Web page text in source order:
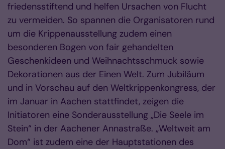
friedensstiftend und helfen Ursachen von Flucht
zu vermeiden. So spannen die Organisatoren rund
um die Krippenausstellung zudem einen
besonderen Bogen von fair gehandelten
Geschenkideen und Weihnachtsschmuck sowie
Dekorationen aus der Einen Welt. Zum Jubiläum
und in Vorschau auf den Weltkrippenkongress, der
im Januar in Aachen stattfindet, zeigen die
Initiatoren eine Sonderausstellung „Die Seele im
Stein“ in der Aachener Annastraße. „Weltweit am
Dom“ ist zudem eine der Hauptstationen des